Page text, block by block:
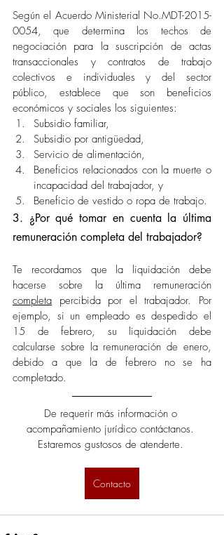
Según el Acuerdo Ministerial No.MDT-2015-
0054, que determina los techos de
negociación para la suscripción de actas
transaccionales y contratos de trabajo
colectivos e individuales y del sector
público, establece que son beneficios
económicos y sociales los siguientes:
Subsidio familiar,
Subsidio por antigüedad,
Servicio de alimentación,
Beneficios relacionados con la muerte o
incapacidad del trabajador, y
Beneficio de vestido o ropa de trabajo.
3. ¿Por qué tomar en cuenta la última
remuneración completa del trabajador?
Te recordamos que la liquidación debe
completa percibida por el trabajador. Por
ejemplo, si un empleado es despedido el
15 de febrero, su liquidación debe
calcularse sobre la remuneración de enero,
debido a que la de febrero no se ha
completado.
De requerir más información o
acompañamiento jurídico contáctanos.
Estaremos gustosos de atenderte.
Contacto